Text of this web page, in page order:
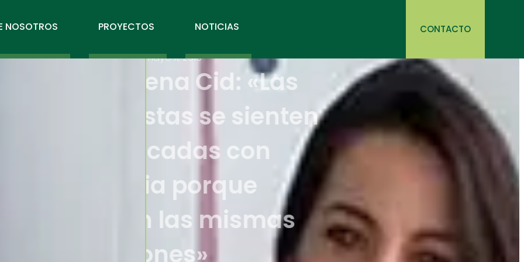
NOSOTROS PROYECTOS NOTICIAS CONTACTO
mayo 11, 2016
Almudena Cid: «Las
gimnastas se sienten
identificadas con
Olympia porque
sienten las mismas
emociones»